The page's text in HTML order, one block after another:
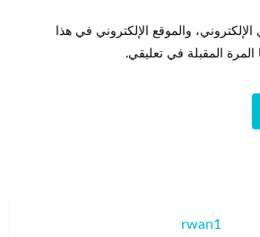
والموقع الإلكتروني في هذا
المرة المقبلة في تعليقي.
rwan1